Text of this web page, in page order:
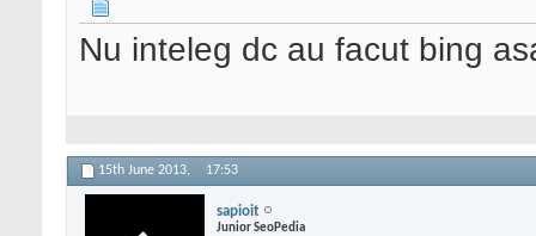
Nu inteleg dc au facut bing
15th June 2013, 17:53
sapioit
Junior SeoPedia